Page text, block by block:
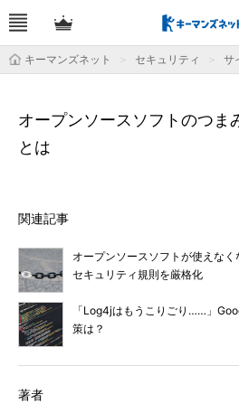
キーマンズネット セキュリティ サ
オープンソースソフトのつま
とは
関連記事
オープンソースソフトが使えな
セキュリティ規則を厳格化
「Log4jはもうこりごり……」
策は？
著者